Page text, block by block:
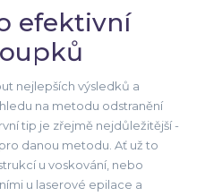
efektivní
nejlepších výsledků a
na metodu odstranění
tip je zřejmě nejdůležitější -
danou metodu. Ať už to
u voskování, nebo
u laserové epilace a